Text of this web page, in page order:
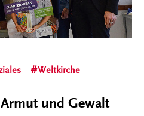
Weltkirche
und Gewalt